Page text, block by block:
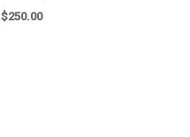
$250.00